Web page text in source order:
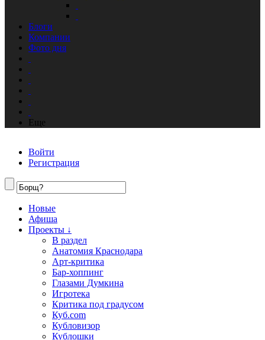
Блоги
Компании
Фото дня
Еще
Войти
Регистрация
Новые
Афиша
Проекты ↓
В раздел
Анатомия Краснодара
Арт-критика
Бар-хоппинг
Глазами Думкина
Игротека
Критика под градусом
Куб.com
Кубловизор
Кублошки